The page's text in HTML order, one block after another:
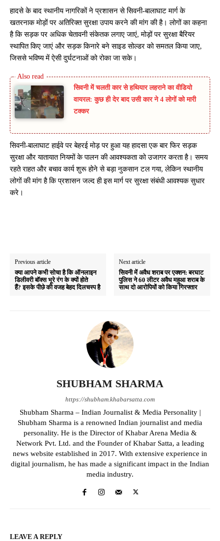
हादसे के बाद स्थानीय नागरिकों ने प्रशासन से सिवनी-बालाघाट मार्ग के
खतरनाक मोड़ों पर अतिरिक्त सुरक्षा उपाय करने की मांग की है। लोगों का कहना
है कि सड़क पर अधिक चेतावनी संकेतक लगाए जाएं, मोड़ों पर सुरक्षा बैरियर
स्थापित किए जाएं और सड़क किनारे बने साइड सोल्डर को समतल किया जाए,
जिससे भविष्य में ऐसी दुर्घटनाओं को रोका जा सके।
सिवनी में चलती कार से हथियार लहराने का वीडियो
वायरल: कुछ ही देर बाद उसी कार ने 4 लोगों को मारी
टक्कर
सिवनी-बालाघाट हाईवे पर बेहरई मोड़ पर हुआ यह हादसा एक बार फिर सड़क
सुरक्षा और यातायात नियमों के पालन की आवश्यकता को उजागर करता है। समय
रहते राहत और बचाव कार्य शुरू होने से बड़ा नुकसान टल गया, लेकिन स्थानीय
लोगों की मांग है कि प्रशासन जल्द ही इस मार्ग पर सुरक्षा संबंधी आवश्यक सुधार
करे।
Previous article
क्या आपने कभी सोचा है कि ऑनलाइन
डिलीवरी बॉक्स भूरे रंग के क्यों होते
हैं? इसके पीछे की वजह बेहद दिलचस्प है
Next article
सिवनी में अवैध शराब पर एक्शन: बरघाट
पुलिस ने 60 लीटर अवैध महुआ शराब के
साथ दो आरोपियों को किया गिरफ्तार
SHUBHAM SHARMA
https://shubham.khabarsatta.com
Shubham Sharma – Indian Journalist & Media Personality |
Shubham Sharma is a renowned Indian journalist and media
personality. He is the Director of Khabar Arena Media &
Network Pvt. Ltd. and the Founder of Khabar Satta, a leading
news website established in 2017. With extensive experience in
digital journalism, he has made a significant impact in the Indian
media industry.
LEAVE A REPLY